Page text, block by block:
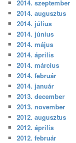
2014. szeptember
2014. augusztus
2014. július
2014. június
2014. május
2014. április
2014. március
2014. február
2014. január
2013. december
2013. november
2012. augusztus
2012. április
2012. február